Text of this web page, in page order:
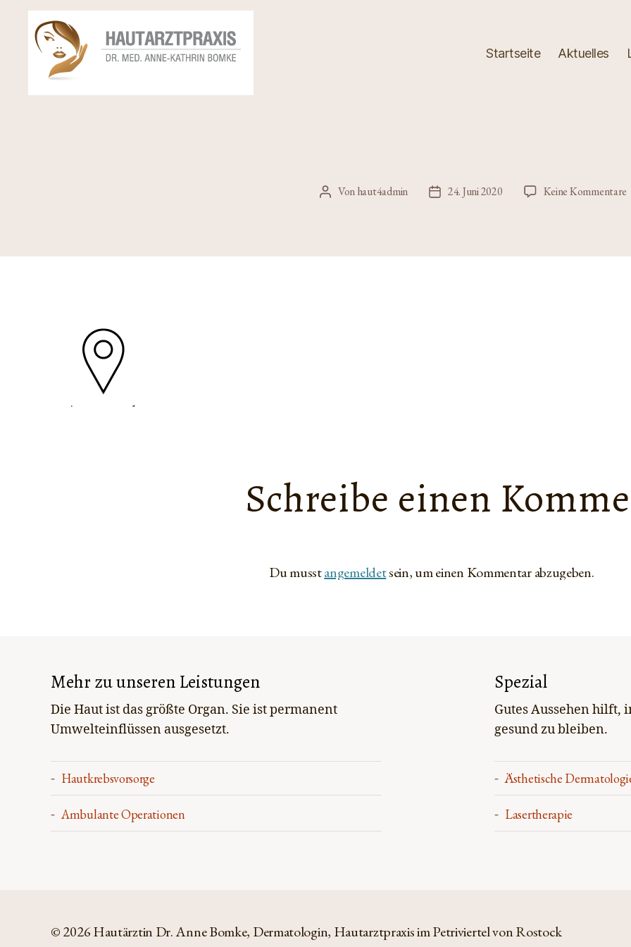
Rostock
Startseite Aktuelles
Beitragsautor
Vonhaut4admin Veröffentlichungsdatum
24. Juni 2020 Keine Kommentare
Schreibe einen
Du musstangemeldetsein, um einen Kommentar abzugeben.
Mehr zu unseren Leistungen
Die Haut ist das größte Organ. Sie ist permanent
Umwelteinflüssen ausgesetzt.
Hautkrebsvorsorge
Ambulante Operationen
Spezial
Gutes Aussehen hilft,
gesund zu bleiben.
Ästhetische
Lasertherapie
© 2026Hautärztin Dr. Anne Bomke, Dermatologin, Hautarztpraxis im Petriviertel von Rostock